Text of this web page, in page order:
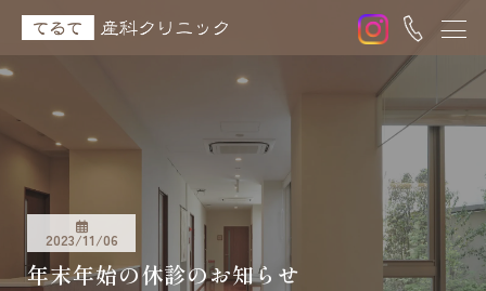
2023/11/06
年末年始の休診のお知らせ